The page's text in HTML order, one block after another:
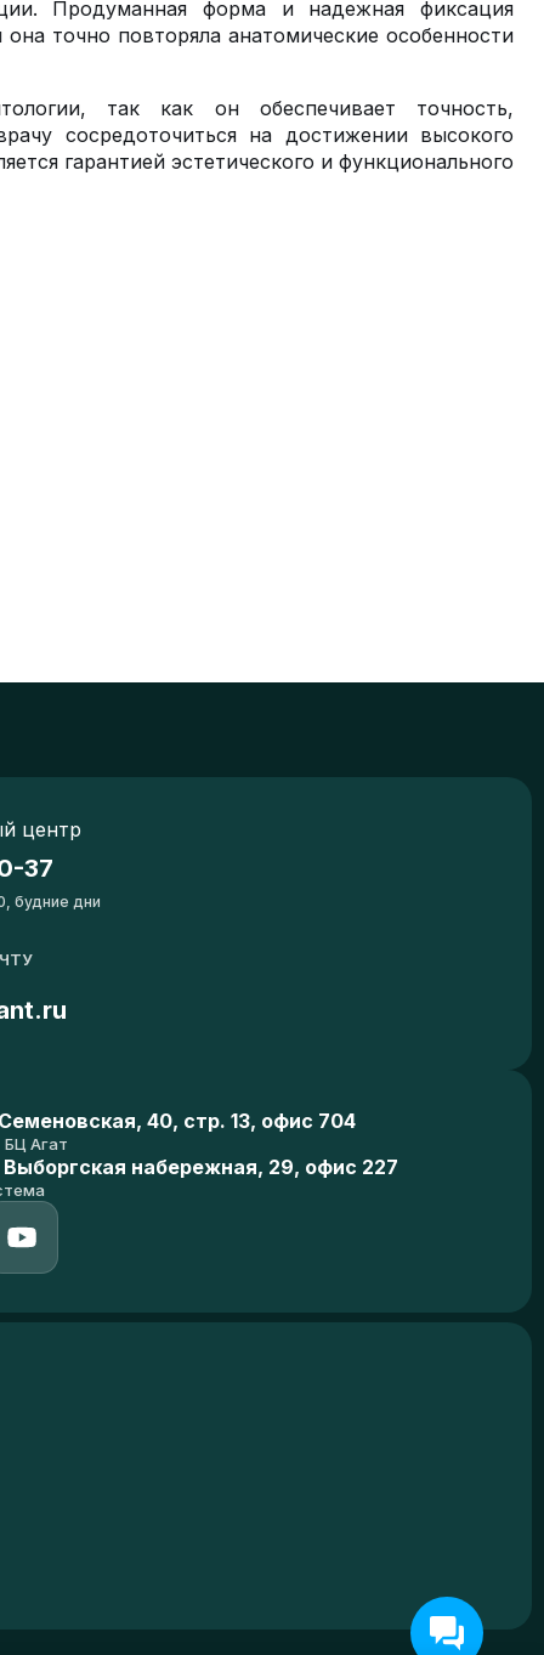
Продуманная форма и надежная фиксация
точно повторяла анатомические особенности
так как он обеспечивает точность,
сосредоточиться на достижении высокого
гарантией эстетического и функционального
центр
37
будние дни
40, стр. 13, офис 704
БЦ Агат
набережная, 29, офис 227